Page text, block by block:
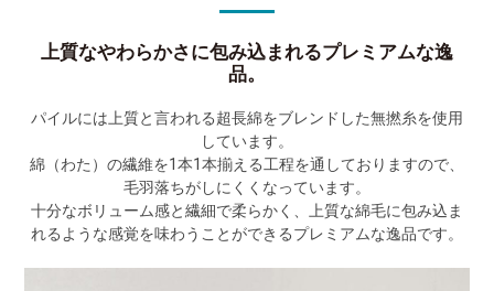
上質なやわらかさに包み込まれるプレミアムな逸
品。
パイルには上質と言われる超長綿をブレンドした無撚糸を使用
しています。
綿（わた）の繊維を1本1本揃える工程を通しておりますので、
毛羽落ちがしにくくなっています。
十分なボリューム感と繊細で柔らかく、上質な綿毛に包み込ま
れるような感覚を味わうことができるプレミアムな逸品です。